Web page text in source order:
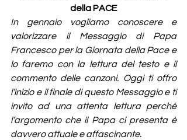
della PACE
In gennaio vogliamo conoscere e
valorizzare il Messaggio di Papa
Francesco per la Giornata della Pace e
lo faremo con la lettura del testo e il
commento delle canzoni. Oggi ti offro
l’inizio e il finale di questo Messaggio e ti
invito ad una attenta lettura perché
l’argomento che il Papa ci presenta è
davvero attuale e affascinante.